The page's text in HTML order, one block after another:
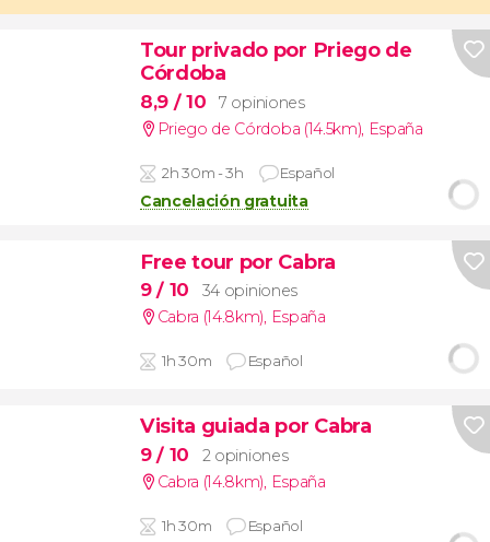
Tour privado por Priego de
Córdoba
8,9 / 10
7 opiniones
Priego de Córdoba (14.5km), España
2h 30m - 3h Español
Cancelación gratuita
Free tour por Cabra
9/ 10
34 opiniones
Cabra (14.8km), España
1h 30m Español
Visita guiada por Cabra
9/ 10
2 opiniones
Cabra (14.8km), España
1h 30m Español